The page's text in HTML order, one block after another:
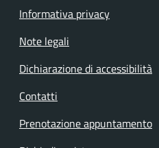
Informativa privacy
Note legali
Dichiarazione di accessibilità
Contatti
Prenotazione appuntamento